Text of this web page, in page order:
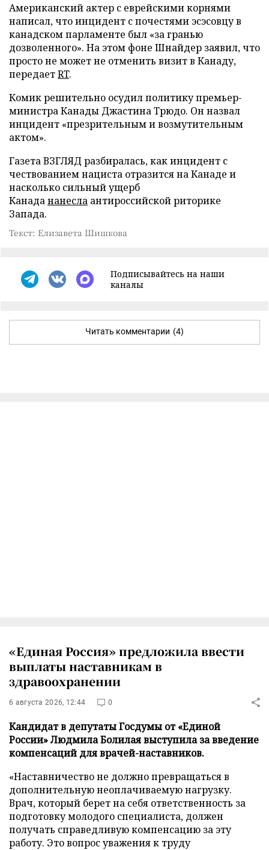
Американский актер с еврейскими корнями
написал, что инцидент с почестями эсэсовцу в
канадском парламенте был «за гранью
дозволенного». На этом фоне Шнайдер заявил, что
просто не может не отменить визит в Канаду,
передаетRT.
Комик решительно осудил политику премьер-
министра Канады Джастина Трюдо. Он назвал
инцидент «презрительным и возмутительным
актом».
Газета ВЗГЛЯД разбиралась, как инцидент с
чествованием нациста отразится на Канаде и
насколько сильный ущерб
Канадананесла антироссийской риторике
Запада.
Текст: Елизавета Шишкова
Подписывайтесь на наши
каналы
Читать комментарии (4)
«Единая Россия» предложила ввести
выплаты наставникам в
здравоохранении
6 августа 2026, 12:44 0
Кандидат в депутаты Госдумы от «Единой
России» Людмила Болилая выступила за введение
компенсаций для врачей-наставников.
«Наставничество не должно превращаться в
дополнительную неоплачиваемую нагрузку.
Врач, который берет на себя ответственность за
подготовку молодого специалиста, должен
получать справедливую компенсацию за эту
работу. Это вопрос уважения к труду